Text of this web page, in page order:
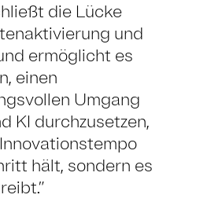
die Lücke
und
ermöglicht es
einen
Umgang
KI durchzusetzen,
hält, sondern es